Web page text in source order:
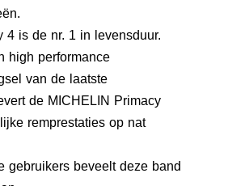
4 is de nr. 1 in levensduur.
high performance
van de laatste
de MICHELIN Primacy
remprestaties op nat
gebruikers beveelt deze band